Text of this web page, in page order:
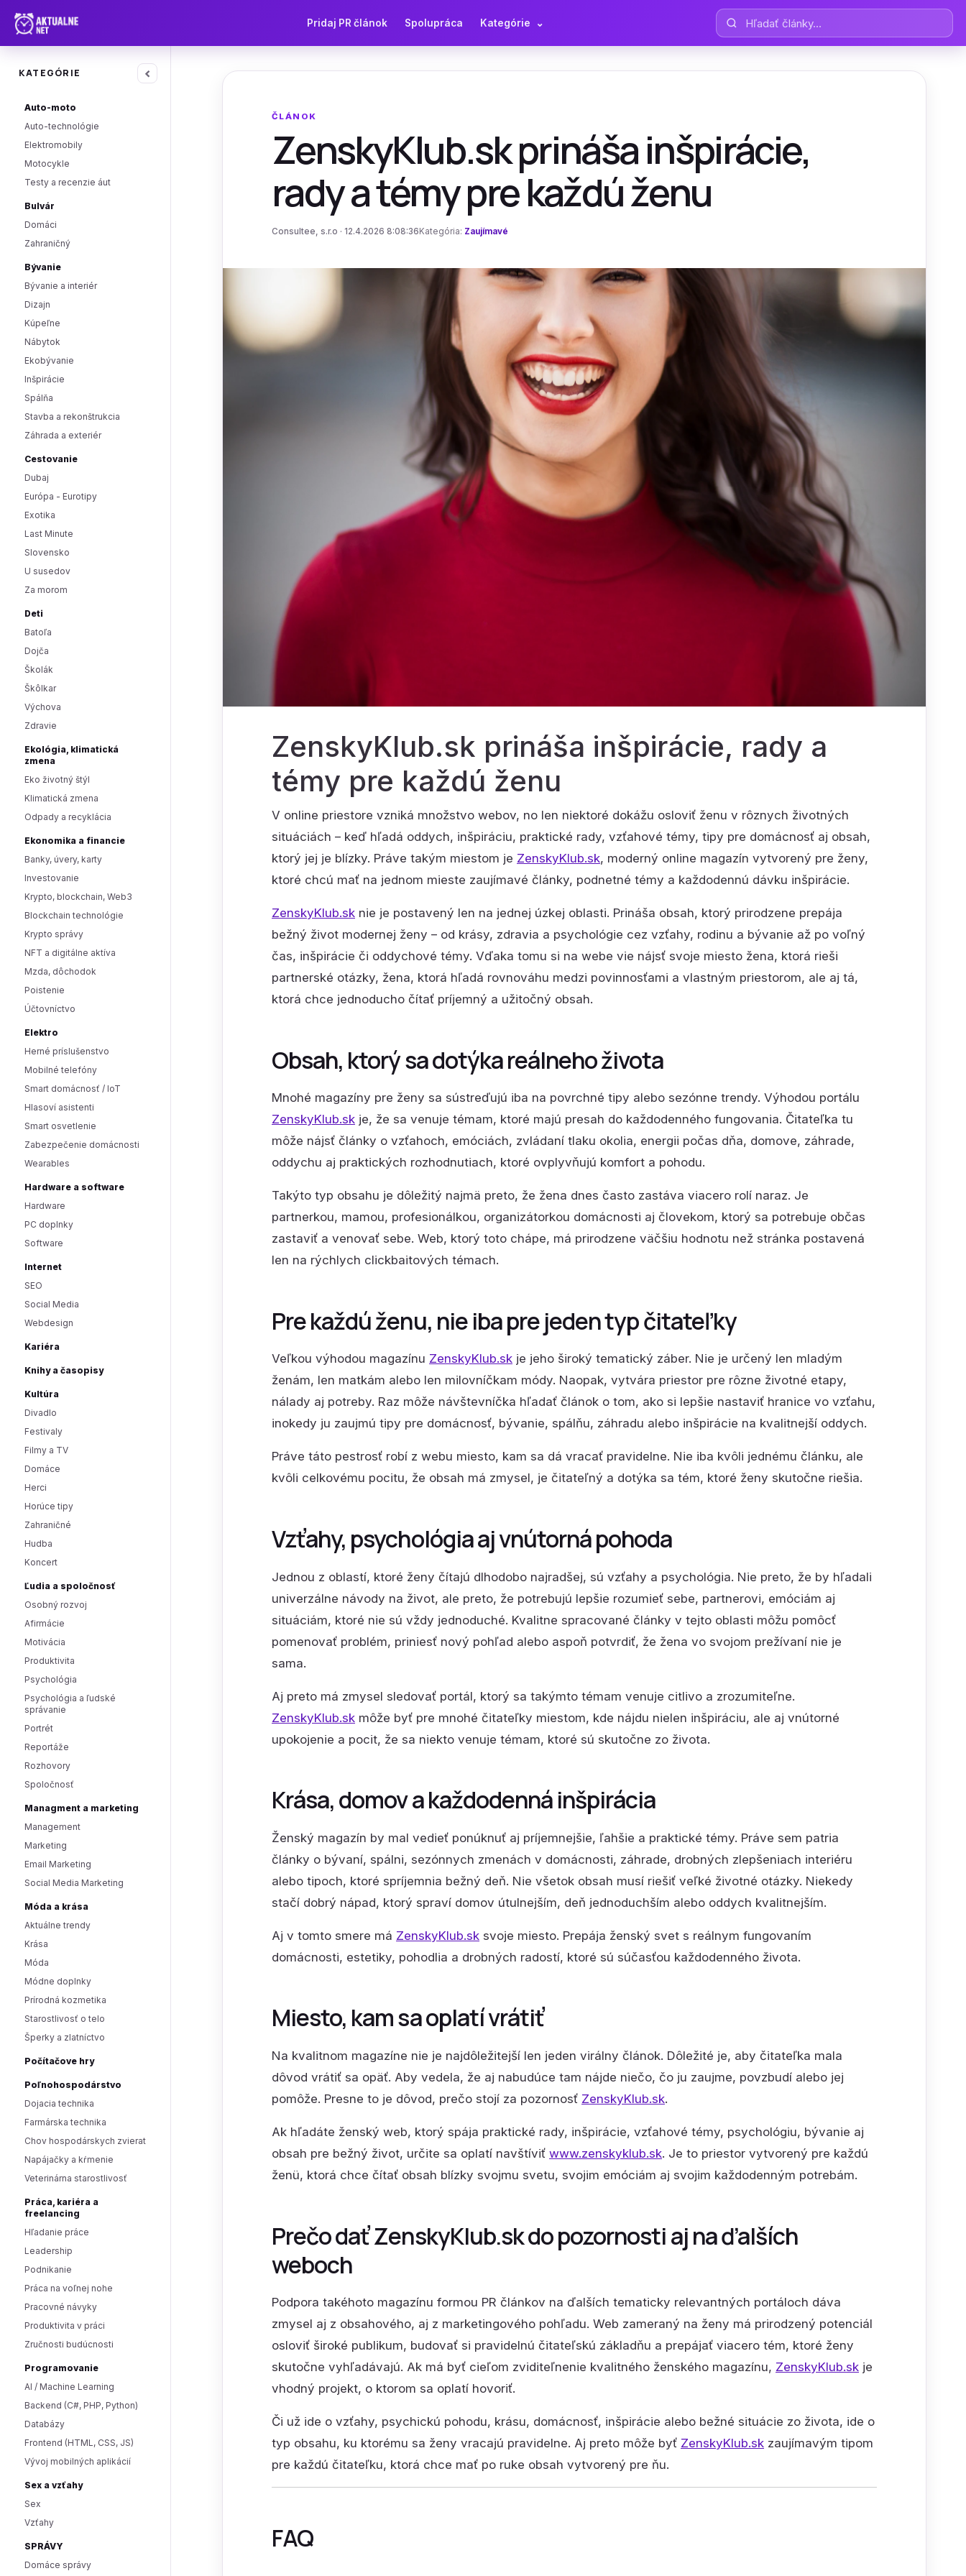
Pridaj PR článok Spolupráca Kategórie ⌄ Hľadať články
KATEGÓRIE ‹
Auto-moto
Auto-technológie
Elektromobily
Motocykle
Testy a recenzie áut
Bulvár
Domáci
Zahraničný
Bývanie
Bývanie a interiér
Dizajn
Kúpeľne
Nábytok
Ekobývanie
Inšpirácie
Spálňa
Stavba a rekonštrukcia
Záhrada a exteriér
Cestovanie
Dubaj
Európa - Eurotipy
Exotika
Last Minute
Slovensko
U susedov
Za morom
Deti
Batoľa
Dojča
Školák
Škôlkar
Výchova
Zdravie
Ekológia, klimatická
zmena
Eko životný štýl
Klimatická zmena
Odpady a recyklácia
Ekonomika a financie
Banky, úvery, karty
Investovanie
Krypto, blockchain, Web3
Blockchain technológie
Krypto správy
NFT a digitálne aktíva
Mzda, dôchodok
Poistenie
Účtovníctvo
Elektro
Herné príslušenstvo
Mobilné telefóny
Smart domácnosť / IoT
Hlasoví asistenti
Smart osvetlenie
Zabezpečenie domácnosti
Wearables
Hardware a software
Hardware
PC doplnky
Software
Internet
SEO
Social Media
Webdesign
Kariéra
Knihy a časopisy
Kultúra
Divadlo
Festivaly
Filmy a TV
Domáce
Herci
Horúce tipy
Zahraničné
Hudba
Koncert
Ľudia a spoločnosť
Osobný rozvoj
Afirmácie
Motivácia
Produktivita
Psychológia
Psychológia a ľudské
správanie
Portrét
Reportáže
Rozhovory
Spoločnosť
Managment a marketing
Management
Marketing
Email Marketing
Social Media Marketing
Móda a krása
Aktuálne trendy
Krása
Móda
Módne doplnky
Prírodná kozmetika
Starostlivosť o telo
Šperky a zlatníctvo
Počítačove hry
Poľnohospodárstvo
Dojacia technika
Farmárska technika
Chov hospodárskych zvierat
Napájačky a kŕmenie
Veterinárna starostlivosť
Práca, kariéra a
freelancing
Hľadanie práce
Leadership
Podnikanie
Práca na voľnej nohe
Pracovné návyky
Produktivita v práci
Zručnosti budúcnosti
Programovanie
AI / Machine Learning
Backend (C#, PHP, Python)
Databázy
Frontend (HTML, CSS, JS)
Vývoj mobilných aplikácií
Sex a vzťahy
Sex
Vzťahy
SPRÁVY
Domáce správy
ČLÁNOK
ZenskyKlub.sk prináša inšpirácie,
rady a témy pre každú ženu
Consultee, s.r.o · 12.4.2026 8:08:36 Kategória: Zaujímavé
ZenskyKlub.sk prináša inšpirácie, rady a
témy pre každú ženu
V online priestore vzniká množstvo webov, no len niektoré dokážu osloviť ženu v rôznych životných
situáciách – keď hľadá oddych, inšpiráciu, praktické rady, vzťahové témy, tipy pre domácnosť aj obsah,
ktorý jej je blízky. Práve takým miestom je ZenskyKlub.sk, moderný online magazín vytvorený pre ženy,
ktoré chcú mať na jednom mieste zaujímavé články, podnetné témy a každodennú dávku inšpirácie.
ZenskyKlub.sk nie je postavený len na jednej úzkej oblasti. Prináša obsah, ktorý prirodzene prepája
bežný život modernej ženy – od krásy, zdravia a psychológie cez vzťahy, rodinu a bývanie až po voľný
čas, inšpirácie či oddychové témy. Vďaka tomu si na webe vie nájsť svoje miesto žena, ktorá rieši
partnerské otázky, žena, ktorá hľadá rovnováhu medzi povinnosťami a vlastným priestorom, ale aj tá,
ktorá chce jednoducho čítať príjemný a užitočný obsah.
Obsah, ktorý sa dotýka reálneho života
Mnohé magazíny pre ženy sa sústreďujú iba na povrchné tipy alebo sezónne trendy. Výhodou portálu
ZenskyKlub.sk je, že sa venuje témam, ktoré majú presah do každodenného fungovania. Čitateľka tu
môže nájsť články o vzťahoch, emóciách, zvládaní tlaku okolia, energii počas dňa, domove, záhrade,
oddychu aj praktických rozhodnutiach, ktoré ovplyvňujú komfort a pohodu.
Takýto typ obsahu je dôležitý najmä preto, že žena dnes často zastáva viacero rolí naraz. Je
partnerkou, mamou, profesionálkou, organizátorkou domácnosti aj človekom, ktorý sa potrebuje občas
zastaviť a venovať sebe. Web, ktorý toto chápe, má prirodzene väčšiu hodnotu než stránka postavená
len na rýchlych clickbaitových témach.
Pre každú ženu, nie iba pre jeden typ čitateľky
Veľkou výhodou magazínu ZenskyKlub.sk je jeho široký tematický záber. Nie je určený len mladým
ženám, len matkám alebo len milovníčkam módy. Naopak, vytvára priestor pre rôzne životné etapy,
nálady aj potreby. Raz môže návštevníčka hľadať článok o tom, ako si lepšie nastaviť hranice vo vzťahu,
inokedy ju zaujmú tipy pre domácnosť, bývanie, spálňu, záhradu alebo inšpirácie na kvalitnejší oddych.
Práve táto pestrosť robí z webu miesto, kam sa dá vracať pravidelne. Nie iba kvôli jednému článku, ale
kvôli celkovému pocitu, že obsah má zmysel, je čitateľný a dotýka sa tém, ktoré ženy skutočne riešia.
Vzťahy, psychológia aj vnútorná pohoda
Jednou z oblastí, ktoré ženy čítajú dlhodobo najradšej, sú vzťahy a psychológia. Nie preto, že by hľadali
univerzálne návody na život, ale preto, že potrebujú lepšie rozumieť sebe, partnerovi, emóciám aj
situáciám, ktoré nie sú vždy jednoduché. Kvalitne spracované články v tejto oblasti môžu pomôcť
pomenovať problém, priniesť nový pohľad alebo aspoň potvrdiť, že žena vo svojom prežívaní nie je
sama.
Aj preto má zmysel sledovať portál, ktorý sa takýmto témam venuje citlivo a zrozumiteľne.
ZenskyKlub.sk môže byť pre mnohé čitateľky miestom, kde nájdu nielen inšpiráciu, ale aj vnútorné
upokojenie a pocit, že sa niekto venuje témam, ktoré sú skutočne zo života.
Krása, domov a každodenná inšpirácia
Ženský magazín by mal vedieť ponúknuť aj príjemnejšie, ľahšie a praktické témy. Práve sem patria
články o bývaní, spálni, sezónnych zmenách v domácnosti, záhrade, drobných zlepšeniach interiéru
alebo tipoch, ktoré spríjemnia bežný deň. Nie všetok obsah musí riešiť veľké životné otázky. Niekedy
stačí dobrý nápad, ktorý spraví domov útulnejším, deň jednoduchším alebo oddych kvalitnejším.
Aj v tomto smere má ZenskyKlub.sk svoje miesto. Prepája ženský svet s reálnym fungovaním
domácnosti, estetiky, pohodlia a drobných radostí, ktoré sú súčasťou každodenného života.
Miesto, kam sa oplatí vrátiť
Na kvalitnom magazíne nie je najdôležitejší len jeden virálny článok. Dôležité je, aby čitateľka mala
dôvod vrátiť sa opäť. Aby vedela, že aj nabudúce tam nájde niečo, čo ju zaujme, povzbudí alebo jej
pomôže. Presne to je dôvod, prečo stojí za pozornosť ZenskyKlub.sk.
Ak hľadáte ženský web, ktorý spája praktické rady, inšpirácie, vzťahové témy, psychológiu, bývanie aj
obsah pre bežný život, určite sa oplatí navštíviť www.zenskyklub.sk. Je to priestor vytvorený pre každú
ženü, ktorá chce čítať obsah blízky svojmu svetu, svojim emóciám aj svojim každodenným potrebám.
Prečo dať ZenskyKlub.sk do pozornosti aj na ďalších
weboch
Podpora takéhoto magazínu formou PR článkov na ďalších tematicky relevantných portáloch dáva
zmysel aj z obsahového, aj z marketingového pohľadu. Web zameraný na ženy má prirodzený potenciál
osloviť široké publikum, budovať si pravidelnú čitateľskú základňu a prepájať viacero tém, ktoré ženy
skutočne vyhľadávajú. Ak má byť cieľom zviditeľnenie kvalitného ženského magazínu, ZenskyKlub.sk je
vhodný projekt, o ktorom sa oplatí hovoriť.
Či už ide o vzťahy, psychickú pohodu, krásu, domácnosť, inšpirácie alebo bežné situácie zo života, ide o
typ obsahu, ku ktorému sa ženy vracajú pravidelne. Aj preto môže byť ZenskyKlub.sk zaujímavým tipom
pre každú čitateľku, ktorá chce mať po ruke obsah vytvorený pre ňu.
FAQ